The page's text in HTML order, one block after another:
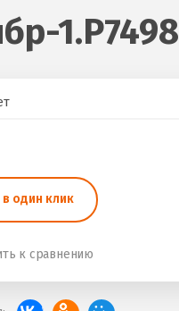
1.Р7498
в один клик
к сравнению